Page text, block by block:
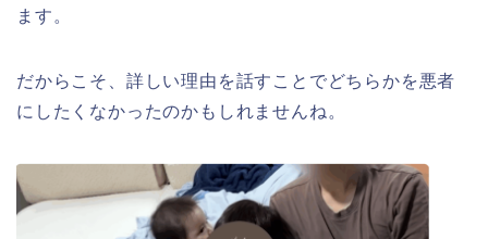
ます。
だからこそ、詳しい理由を話すことでどちらかを悪者
にしたくなかったのかもしれませんね。